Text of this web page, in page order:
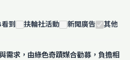
到 扶輪社活動 新聞廣告 其他
需求，由綠色奇蹟媒合勸募，負擔相